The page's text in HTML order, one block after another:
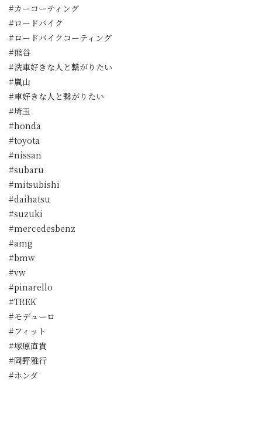
#カーコーティング
#ロードバイク
#ロードバイクコーティング
#熊谷
#洗車好きな人と繋がりたい
#嵐山
#車好きな人と繋がりたい
#埼玉
#honda
#toyota
#nissan
#subaru
#mitsubishi
#daihatsu
#suzuki
#mercedesbenz
#amg
#bmw
#vw
#pinarello
#TREK
#モデューロ
#フィット
#塚原直貴
#岡野雅行
#ホンダ